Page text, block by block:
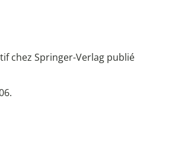
chez Springer-Verlag publié